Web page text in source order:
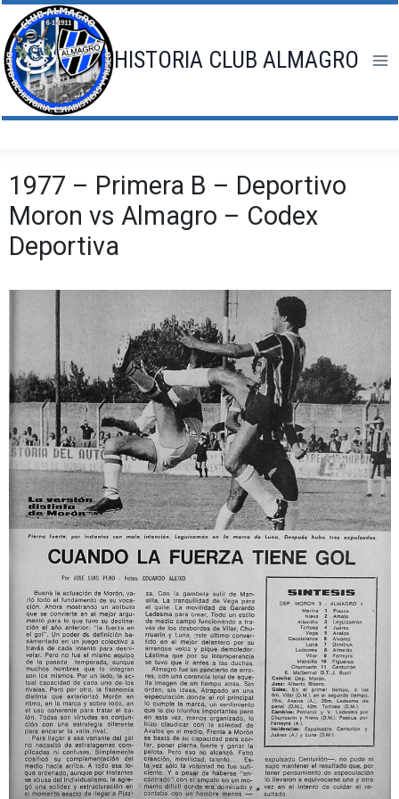
Saltar
al
contenido
HISTORIA CLUB ALMAGRO
1977 – Primera B – Deportivo
Moron vs Almagro – Codex
Deportiva